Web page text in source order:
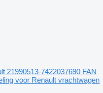
21990513-7422037690 FAN
voor Renault vrachtwagen